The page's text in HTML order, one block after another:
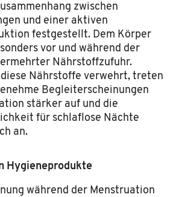
zwischen
und einer aktiven
festgestellt. Dem Körper
vor und während der
Nährstoffzufuhr.
diese Nährstoffe verwehrt, treten
Begleiterscheinungen
stärker auf und die
für schlaflose Nächte
an.
Hygieneprodukte
während der Menstruation